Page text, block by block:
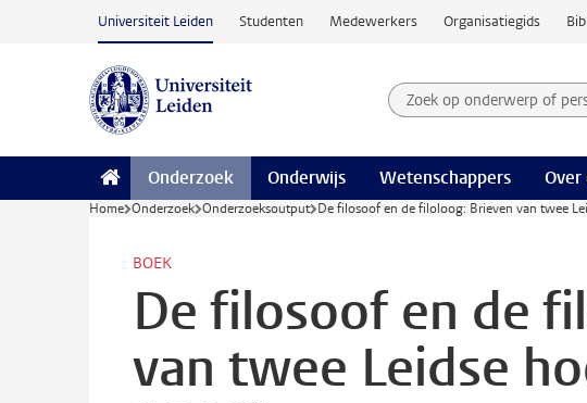
Ga naar hoofdinhoud
Universiteit Leiden Studenten Medewerkers Organisatiegids
Zoek op onderwerp
Zoekterm
Onderzoek Onderwijs Wetenschappers Over
Home Onderzoek Onderzoeksoutput De filosoof en de filoloog: Brieven van twee
BOEK
De filosoof en de
van twee Leidse